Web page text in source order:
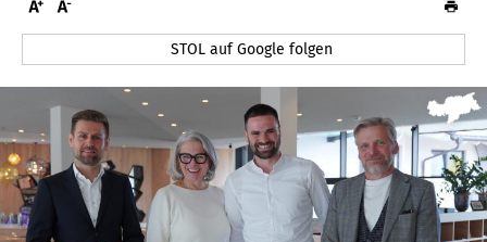
STOL auf Google folgen